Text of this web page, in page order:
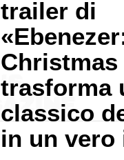
trailer di
Christmas
trasforma
classico
in un vero